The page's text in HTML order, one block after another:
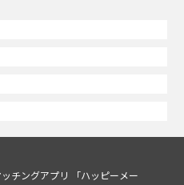
チングアプリ 「ハッピーメー